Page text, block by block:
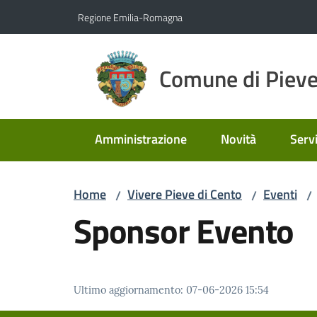
Regione Emilia-Romagna
Comune di
Amministrazione Novità
Home / Vivere Pieve di Cento / Eventi /
Sponsor Evento
Ultimo aggiornamento: 07-06-2026 15:54